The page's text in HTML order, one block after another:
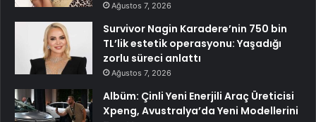
Ağustos 7, 2026
Survivor Nagin Karadere’nin 750 bin
TL’lik estetik operasyonu: Yaşadığı
zorlu süreci anlattı
Ağustos 7, 2026
Albüm: Çinli Yeni Enerjili Araç Üreticisi
Xpeng, Avustralya’da Yeni Modellerini